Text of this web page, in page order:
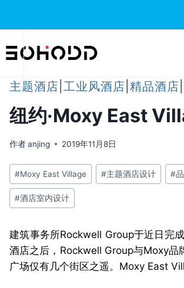
到
主题酒店 工业风酒店 精品酒店
纽约·Moxy East
作者anjing 2019年11月8日
文
章
标
#Moxy East Village #主题酒店设计 #
#酒店室内设计
建筑事务所Rockwell Group于近日完
酒店之后，Rockwell Group与Moxy品
广场仅有几个街区之遥。Moxy East